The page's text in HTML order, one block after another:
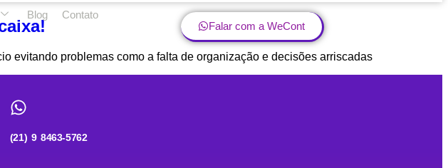
Blog Contato
Falar com a WeCont
evitando problemas como a falta de organização e decisões arriscadas
(21) 9 8463-5762